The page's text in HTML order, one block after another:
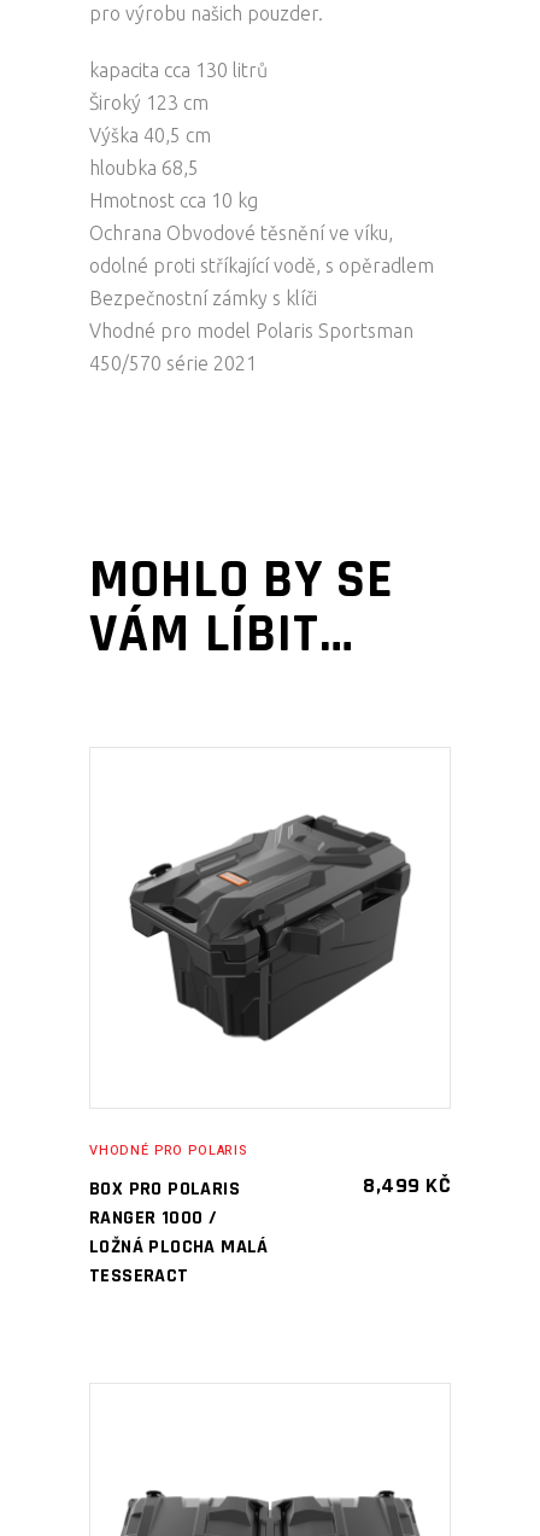
pro výrobu našich pouzder.
kapacita cca 130 litrů
Široký 123 cm
Výška 40,5 cm
hloubka 68,5
Hmotnost cca 10 kg
Ochrana Obvodové těsnění ve víku,
odolné proti stříkající vodě, s opěradlem
Bezpečnostní zámky s klíči
Vhodné pro model Polaris Sportsman
450/570 série 2021
MOHLO BY SE
VÁM LÍBIT…
PŘIDAT DO KOŠÍKU
VHODNÉ PRO POLARIS
BOX PRO POLARIS
RANGER 1000 /
LOŽNÁ PLOCHA MALÁ
TESSERACT
8,499 KČ